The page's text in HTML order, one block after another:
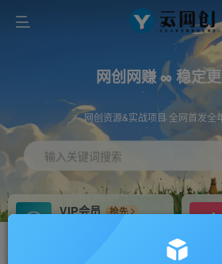
网创网赚 ∞ 稳定
网创资源&实战项目 全网首发全
输入关键词搜索
VIP会员
抢先